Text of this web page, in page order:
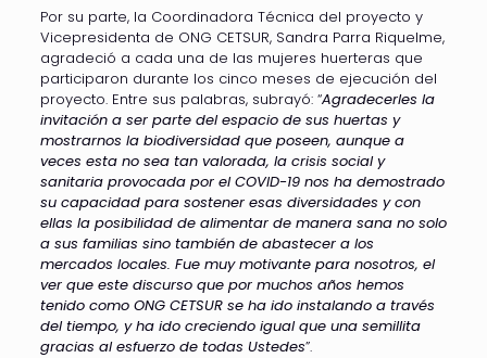
Por su parte, la Coordinadora Técnica del proyecto y
Vicepresidenta de ONG CETSUR, Sandra Parra Riquelme,
agradeció a cada una de las mujeres huerteras que
participaron durante los cinco meses de ejecución del
proyecto. Entre sus palabras, subrayó: “Agradecerles la
invitación a ser parte del espacio de sus huertas y
mostrarnos la biodiversidad que poseen, aunque a
veces esta no sea tan valorada, la crisis social y
sanitaria provocada por el COVID-19 nos ha demostrado
su capacidad para sostener esas diversidades y con
ellas la posibilidad de alimentar de manera sana no solo
a sus familias sino también de abastecer a los
mercados locales. Fue muy motivante para nosotros, el
ver que este discurso que por muchos años hemos
tenido como ONG CETSUR se ha ido instalando a través
del tiempo, y ha ido creciendo igual que una semillita
gracias al esfuerzo de todas Ustedes”.